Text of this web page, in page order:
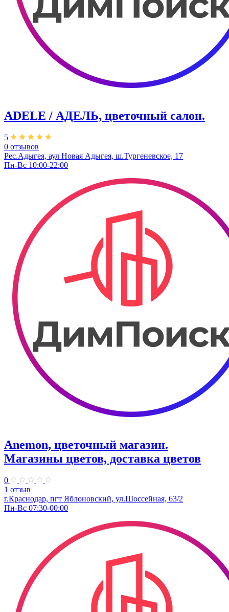
ADELE / АДЕЛЬ, цветочный салон.
5
0 отзывов
Рес.Адыгея, аул Новая Адыгея, ш.Тургеневское, 17
Пн-Вс 10:00-22:00
Anemon, цветочный магазин.
Магазины цветов, доставка цветов
0
1 отзыв
г.Краснодар, пгт Яблоновский, ул.Шоссейная, 63/2
Пн-Вс 07:30-00:00